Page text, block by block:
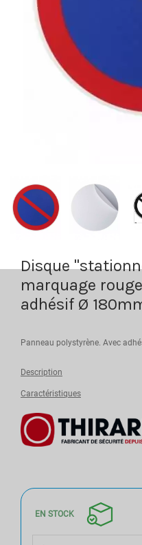
Disque
marquage
adhésif Ø
Panneau polystyrène. Avec
Description
Caractéristiques
EN STOCK